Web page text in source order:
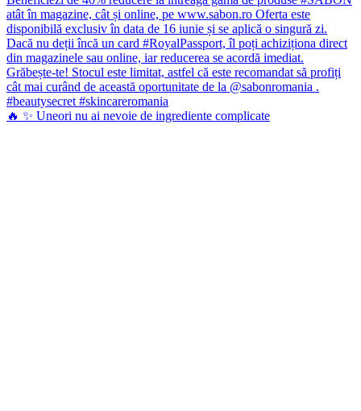
🔥 ✨ Uneori nu ai nevoie de ingrediente complicate